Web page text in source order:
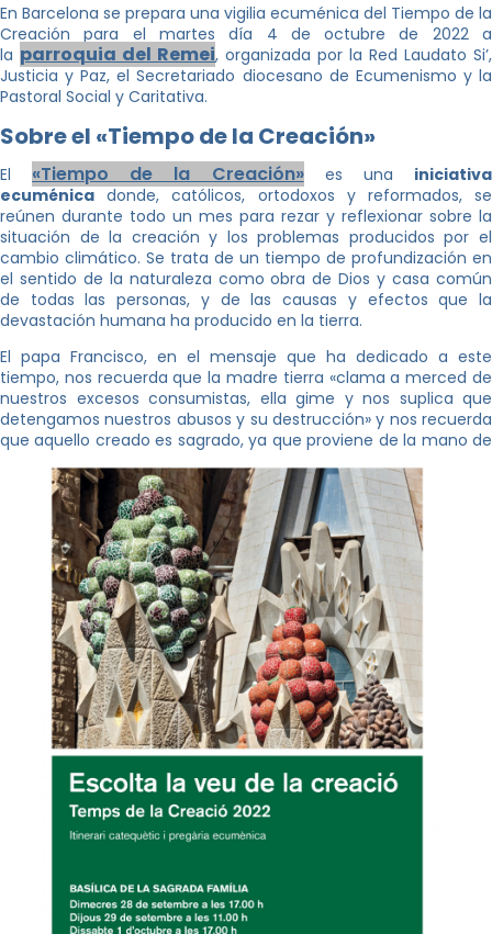
En Barcelona se prepara una vigilia ecuménica del Tiempo de la
Creación para el martes día 4 de octubre de 2022 a
la parroquia del Remei, organizada por la Red Laudato Si’,
Justicia y Paz, el Secretariado diocesano de Ecumenismo y la
Pastoral Social y Caritativa.
Sobre el «Tiempo de la Creación»
El «Tiempo de la Creación»es una iniciativa
ecuménica donde, católicos, ortodoxos y reformados, se
reúnen durante todo un mes para rezar y reflexionar sobre la
situación de la creación y los problemas producidos por el
cambio climático. Se trata de un tiempo de profundización en
el sentido de la naturaleza como obra de Dios y casa común
de todas las personas, y de las causas y efectos que la
devastación humana ha producido en la tierra.
El papa Francisco, en el mensaje que ha dedicado a este
tiempo, nos recuerda que la madre tierra «clama a merced de
nuestros excesos consumistas, ella gime y nos suplica que
detengamos nuestros abusos y su destrucción» y nos recuerda
que aquello creado es sagrado, ya que proviene de la mano de